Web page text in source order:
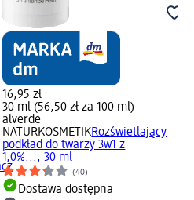
16,95 zł
30 ml (56,50 zł za 100 ml)
alverde
NATURKOSMETIKRozświetlający
podkład do twarzy 3w1 z
1,0%..., 30 ml
(40)
Dostawa dostępna